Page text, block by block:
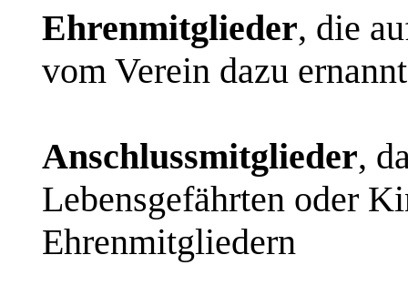
Ehrenmitglieder, die
vom Verein dazu
Anschlussmitglieder,
Lebensgefährten oder
Ehrenmitgliedern